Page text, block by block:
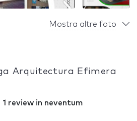
Mostra altre foto
Arquitectura Efimera
1 review in neventum